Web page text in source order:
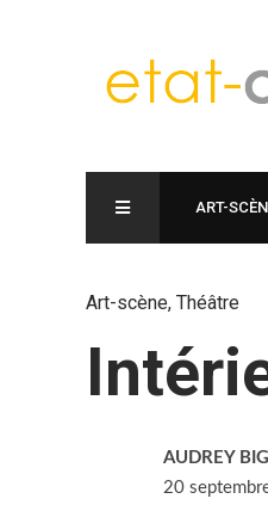
ART-
Art-scène, Théâtre
AUDREY
20